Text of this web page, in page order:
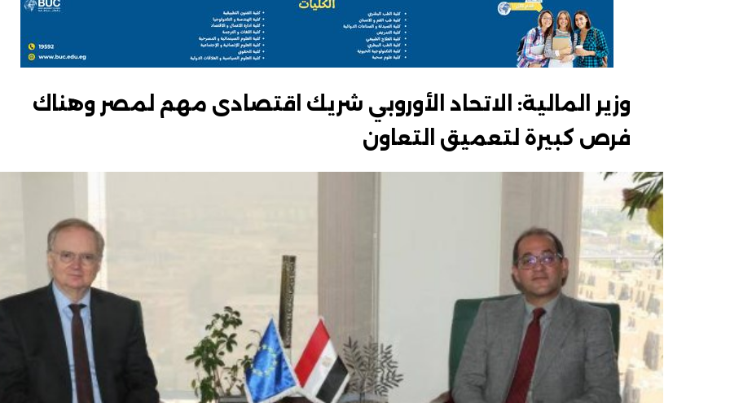
وزير المالية: الاتحاد الأوروبي شريك اقتصادى مهم لمصر وهناك
فرص كبيرة لتعميق التعاون